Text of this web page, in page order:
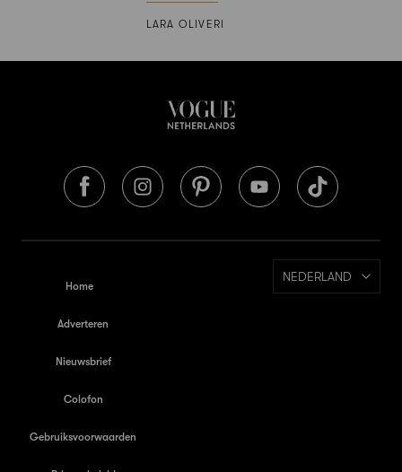
LARA OLIVERI
Home
Adverteren
Nieuwsbrief
Colofon
Gebruiksvoorwaarden
NEDERLAND